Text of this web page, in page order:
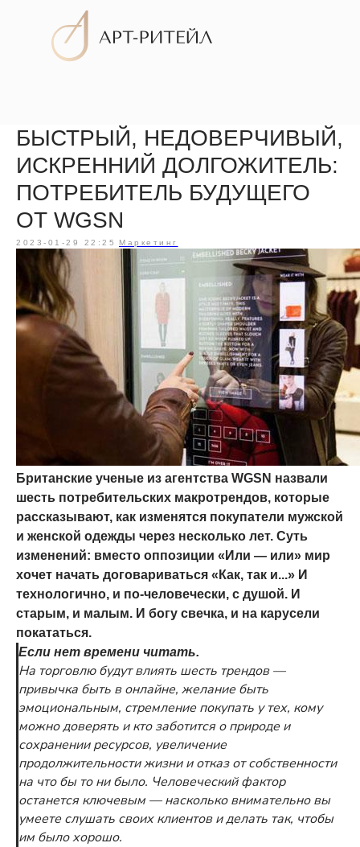
Услуги
БЫСТРЫЙ, НЕДОВЕРЧИВЫЙ,
ИСКРЕННИЙ ДОЛГОЖИТЕЛЬ:
ПОТРЕБИТЕЛЬ БУДУЩЕГО
ОТ WGSN
2023-01-29 22:25 Маркетинг
Британские ученые из агентства WGSN назвали
шесть потребительских макротрендов, которые
рассказывают, как изменятся покупатели мужской
и женской одежды через несколько лет. Суть
изменений: вместо оппозиции «Или — или» мир
хочет начать договариваться «Как, так и...» И
технологично, и по-человечески, с душой. И
старым, и малым. И богу свечка, и на карусели
покататься.
Если нет времени читать.
На торговлю будут влиять шесть трендов —
привычка быть в онлайне, желание быть
эмоциональным, стремление покупать у тех, кому
можно доверять и кто заботится о природе и
сохранении ресурсов, увеличение
продолжительности жизни и отказ от собственности
на что бы то ни было. Человеческий фактор
останется ключевым — насколько внимательно вы
умеете слушать своих клиентов и делать так, чтобы
им было хорошо.